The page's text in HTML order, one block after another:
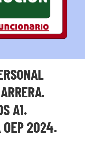
A1.
OEP 2024.